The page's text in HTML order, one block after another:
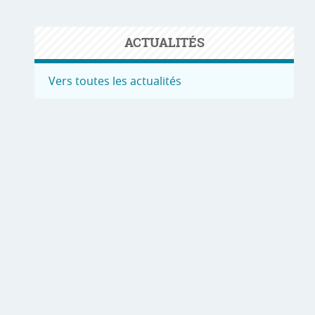
ACTUALITÉS
Vers toutes les actualités